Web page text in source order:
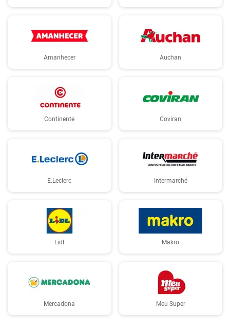
Amanhecer Auchan
Continente Coviran
E.Leclerc Intermarché
Lidl Makro
Mercadona Meu Super